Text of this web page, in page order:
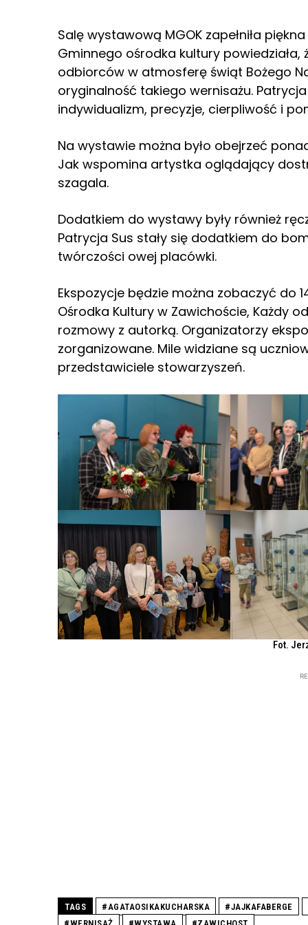
Salę wystawową MGOK zapełniła
Gminnego ośrodka kultury
odbiorców w atmosferę świąt Bożego
oryginalność takiego wernisażu.
indywidualizm, precyzje, cierpliwość i
Na wystawie można było obejrzeć
Jak wspomina artystka oglądający
szagala.
Dodatkiem do wystawy były również
Patrycja Sus stały się dodatkiem do
twórczości owej placówki.
Ekspozycje będzie można zobaczyć do
Ośrodka Kultury w Zawichoście, Każdy
rozmowy z autorką. Organizatorzy
zorganizowane. Mile widziane są
przedstawiciele stowarzyszeń.
Fot.
TAGS #AGATAOSIKAKUCHARSKA #JAJKAFABERGE